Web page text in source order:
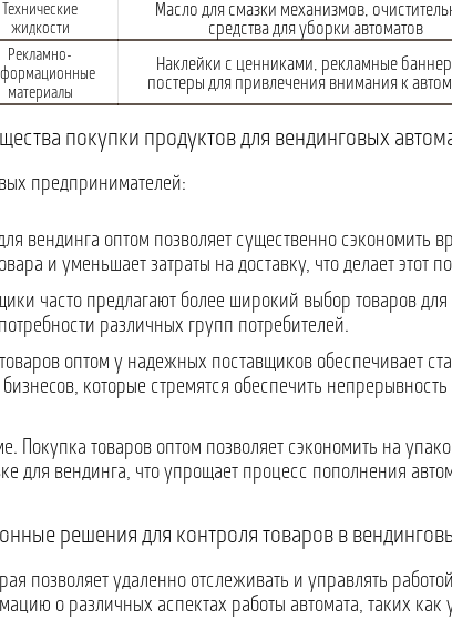
Технические
жидкости
Масло для смазки механизмов,
средства для уборки автоматов
Рекламно-
материалы
Наклейки с ценниками, рекламные
постеры для привлечения внимания к
покупки продуктов для вендинговых
предпринимателей:
вендинга оптом позволяет существенно сэкономить
и уменьшает затраты на доставку, что делает
часто предлагают более широкий выбор товаров
различных групп потребителей.
оптом у надежных поставщиков обеспечивает
которые стремятся обеспечить
Покупка товаров оптом позволяет сэкономить на
для вендинга, что упрощает процесс пополнения
решения для контроля товаров в
позволяет удаленно отслеживать и управлять
о различных аспектах работы автомата, таких